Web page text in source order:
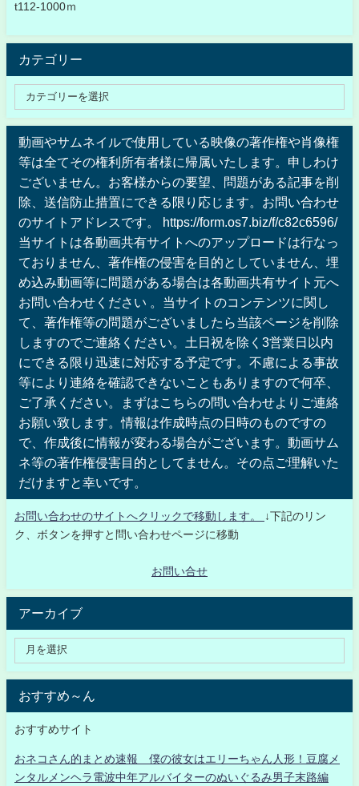
t112-1000ｍ
カテゴリー
動画やサムネイルで使用している映像の著作権や肖像権
等は全てその権利所有者様に帰属いたします。申しわけ
ございません。お客様からの要望、問題がある記事を削
除、送信防止措置にできる限り応じます。お問い合わせ
のサイトアドレスです。 https://form.os7.biz/f/c82c6596/
当サイトは各動画共有サイトへのアップロードは行なっ
ておりません、著作権の侵害を目的としていません、埋
め込み動画等に問題がある場合は各動画共有サイト元へ
お問い合わせください 。当サイトのコンテンツに関し
て、著作権等の問題がございましたら当該ページを削除
しますのでご連絡ください。土日祝を除く3営業日以内
にできる限り迅速に対応する予定です。不慮による事故
等により連絡を確認できないこともありますので何卒、
ご了承ください。まずはこちらの問い合わせよりご連絡
お願い致します。情報は作成時点の日時のものですの
で、作成後に情報が変わる場合がございます。動画サム
ネ等の著作権侵害目的としてません。その点ご理解いた
だけますと幸いです。
お問い合わせのサイトへクリックで移動します。
↓下記のリン
ク、ボタンを押すと問い合わせページに移動
お問い合せ
アーカイブ
おすすめ～ん
おすすめサイト
おネコさん的まとめ速報 僕の彼女はエリーちゃん人形！豆腐メ
ンタルメンヘラ電波中年アルバイターのぬいぐるみ男子末路編